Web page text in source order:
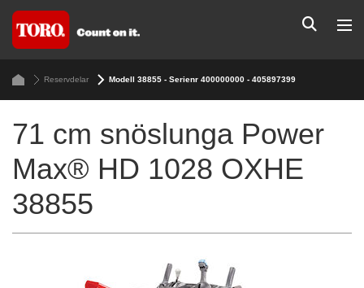
Reservdelar Modell 38855 - Serienr 400000000 - 405897399
71 cm snöslunga Power
Max® HD 1028 OXHE
38855